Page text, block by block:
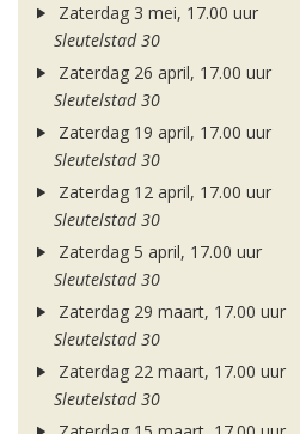
Zaterdag 3 mei, 17.00 uur
Sleutelstad 30
Zaterdag 26 april, 17.00 uur
Sleutelstad 30
Zaterdag 19 april, 17.00 uur
Sleutelstad 30
Zaterdag 12 april, 17.00 uur
Sleutelstad 30
Zaterdag 5 april, 17.00 uur
Sleutelstad 30
Zaterdag 29 maart, 17.00 uur
Sleutelstad 30
Zaterdag 22 maart, 17.00 uur
Sleutelstad 30